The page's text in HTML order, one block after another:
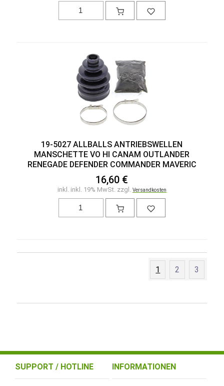
19-5027 ALLBALLS ANTRIEBSWELLEN
MANSCHETTE VO HI CANAM OUTLANDER
RENEGADE DEFENDER COMMANDER MAVERIC
16,60 €
inkl. inkl. 19% MwSt. zzgl. Versandkosten
1 2 3
SUPPORT / HOTLINE INFORMATIONEN